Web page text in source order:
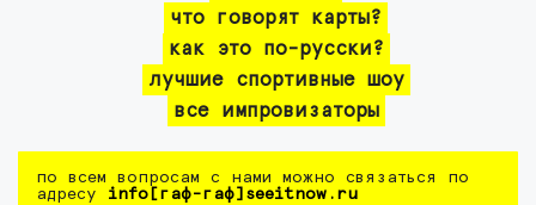
что говорят карты?
как это по-русски?
лучшие спортивные шоу
все импровизаторы
по всем вопросам с нами можно связаться по
адресу info[гаф-гаф]seeitnow.ru